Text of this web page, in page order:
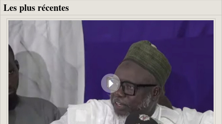
Les plus récentes